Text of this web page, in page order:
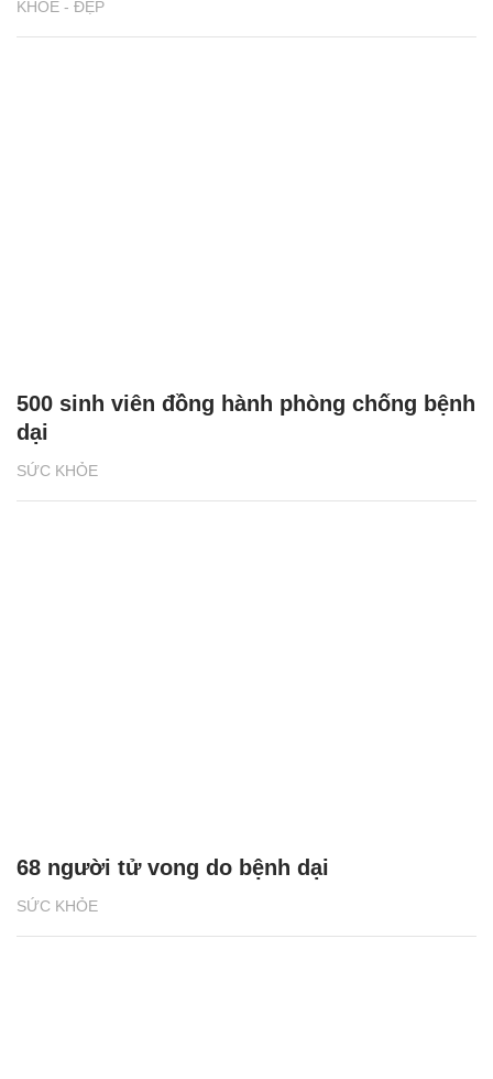
KHỎE - ĐẸP
SỨC KHỎE
500 sinh viên đồng hành phòng chống bệnh
dại
SỨC KHỎE
68 người tử vong do bệnh dại